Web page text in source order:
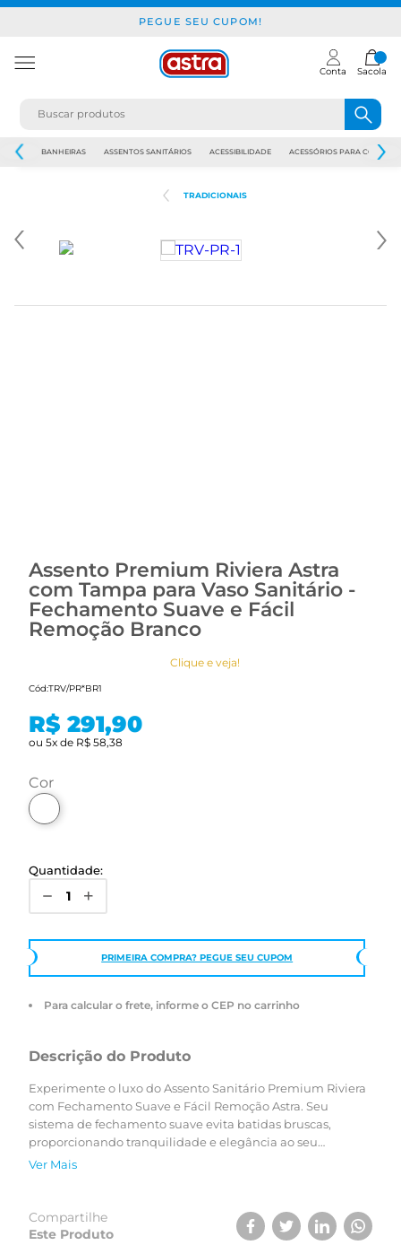
PEGUE SEU CUPOM!
Conta Sacola
JAPI BANHEIRAS ASSENTOS SANITÁRIOS ACESSIBILIDADE ACESSÓRIOS PARA
TRADICIONAIS
Assento Premium Riviera Astra
com Tampa para Vaso Sanitário -
Fechamento Suave e Fácil
Remoção Branco
Clique e veja!
Cód:TRV/PR*BR1
R$ 291,90
ou 5x de R$ 58,38
cor
Quantidade:
PRIMEIRA COMPRA? PEGUE SEU CUPOM
Para calcular o frete, informe o CEP no carrinho
Descrição do Produto
Experimente o luxo do Assento Sanitário Premium Riviera
com Fechamento Suave e Fácil Remoção Astra. Seu
sistema de fechamento suave evita batidas bruscas,
proporcionando tranquilidade e elegância ao seu
banheiro. A característica estrela deste assento é a sua
para uma limpeza rápida e eficaz.
Ver Mais
Compartilhe
Este Produto